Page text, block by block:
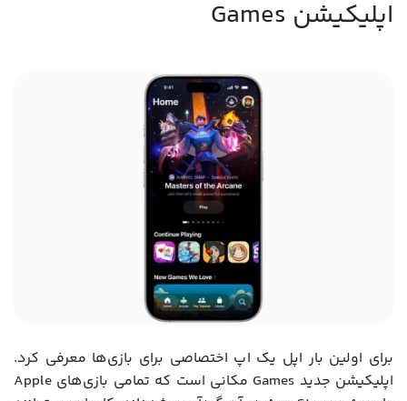
اپلیکیشن Games
برای اولین بار اپل یک اپ اختصاصی برای بازی‌ها معرفی کرد.
اپلیکیشن جدید Games مکانی است که تمامی بازی‌های Apple